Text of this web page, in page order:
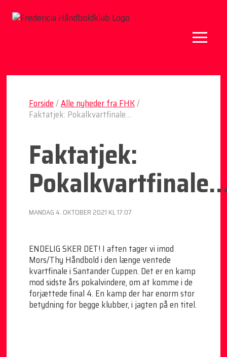
Forside/Alle nyheder fra FHK/
Faktatjek: Pokalkvartfinale…
Faktatjek:
MANDAG 4. OKTOBER 2021 KL 17:07
ENDELIG SKER DET! I aften tager vi imod
Mors/Thy Håndbold i den længe ventede
kvartfinale i Santander Cuppen. Det er en kamp
mod sidste års pokalvindere, om at komme i de
forjættede final 4. En kamp der har enorm stor
betydning for begge klubber, i jagten på en titel.